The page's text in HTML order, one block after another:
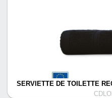
SERVIETTE DE TOILETTE